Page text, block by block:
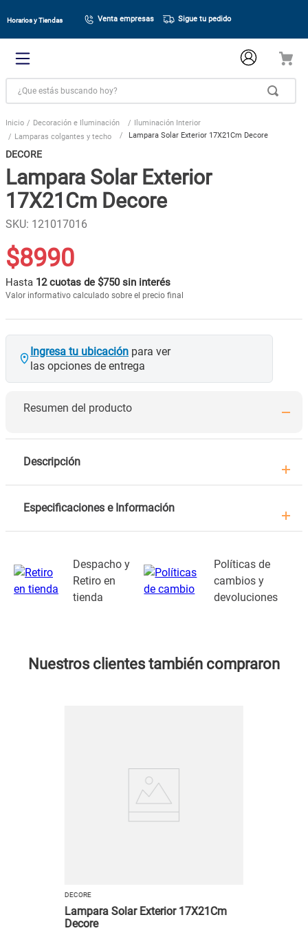
Horarios y Tiendas Venta empresas Sigue tu pedido
¿Que estás buscando hoy?
Decoración e Iluminación
Iluminación Interior
Lamparas colgantes y techo
Lampara Solar Exterior 17X21Cm Decore
DECORE
Lampara Solar Exterior
17X21Cm Decore
SKU: 121017016
$8990
Hasta 12 cuotas de $750 sin interés
Valor informativo calculado sobre el precio final
Ingresa tu ubicación para ver
las opciones de entrega
Resumen del producto
Descripción
Especificaciones e Información
Despacho y
Retiro en
tienda
Políticas de
cambios y
devoluciones
Nuestros clientes también compraron
DECORE
Lampara Solar Exterior 17X21Cm
Decore